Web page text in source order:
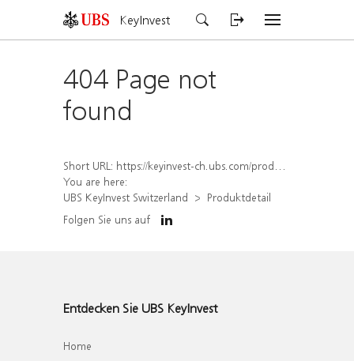
KeyInvest
404 Page not
found
Short URL: https://keyinvest-ch.ubs.com/produkt/detail/index/isin/CH1580424021
You are here:
UBS KeyInvest Switzerland
Produktdetail
Folgen Sie uns auf
Entdecken Sie UBS KeyInvest
Home